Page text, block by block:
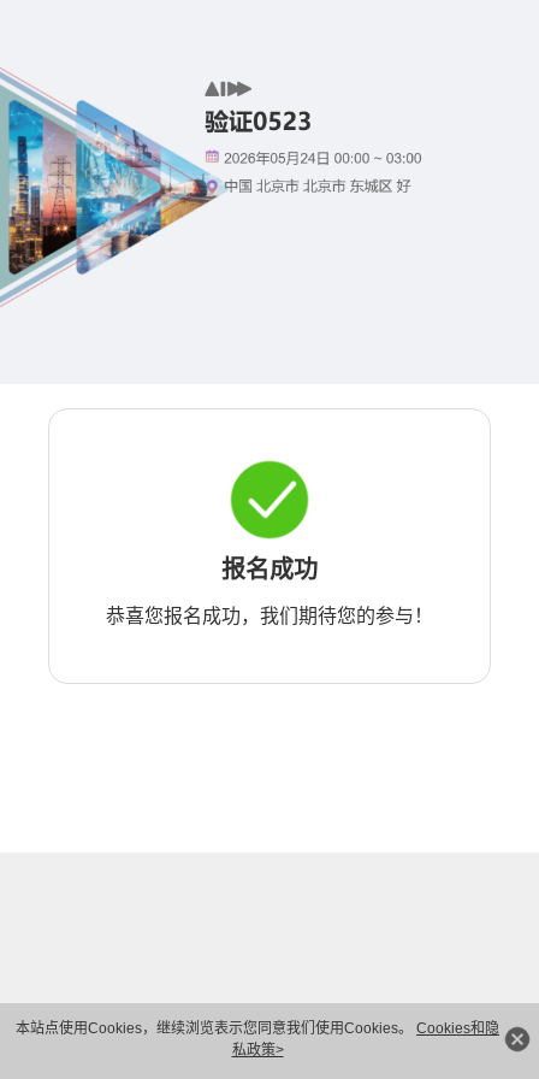
本站点使用Cookies，继续浏览表示您同意我们使用Cookies。 Cookies和隐
私政策>
报名成功
恭喜您报名成功，我们期待您的参与！